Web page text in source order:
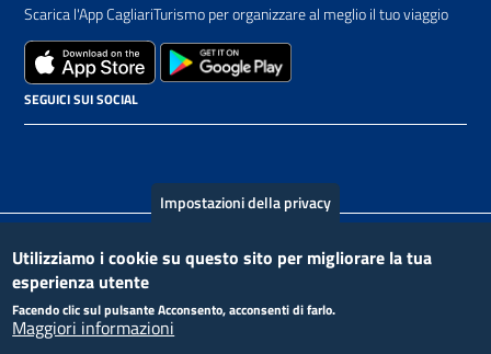
Scarica l'App CagliariTurismo per organizzare al meglio il tuo viaggio
SEGUICI SUI SOCIAL
Piè
di
Contact Crediti Privacy Policy
Impostazioni della privacy
Utilizziamo i cookie su questo sito per migliorare la tua
esperienza utente
Facendo clic sul pulsante Acconsento, acconsenti di farlo.
Maggiori informazioni